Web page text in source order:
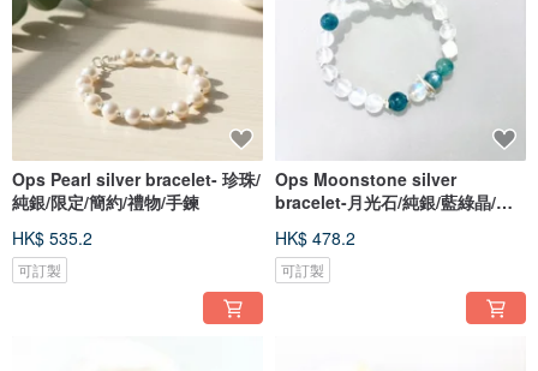
Ops Pearl silver bracelet- 珍珠/
純銀/限定/簡約/禮物/手鍊
HK$ 535.2
可訂製
Ops Moonstone silver
bracelet-月光石/純銀/藍綠晶/表
HK$ 478.2
可訂製